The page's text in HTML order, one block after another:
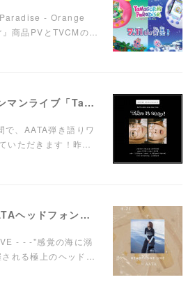
- Orange
商品PVとTVCMの…
【LIVE】弾き語りワンマンライブ「Take it easy!」7/15(水)西荻窪ARTRIONにて開催！
、AATA弾き語りワ
いただきます！昨…
【LIVE】4/21(火)AATAヘッドフォンワンマンライブ開催！
- - -"感覚の海に溺
れる極上のヘッド…